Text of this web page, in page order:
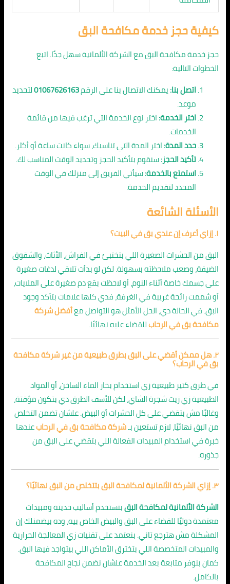
كيفية حجز خدمة مكافحة البق
حجز خدمة مكافحة البق مع الشركة الألمانية سهل جدًا. اتبع
الخطوات التالية:
اتصل بنا:يمكنك الاتصال بنا على الرقم01067626163لتحديد
موعد.
اختر الخدمة:اختر نوع الخدمة التي ترغب فيها من قائمة
الخدمات.
حدد المدة:اختر المدة التي تناسبك، سواء كانت ساعة أو أكثر.
تأكيد الحجز:سنقوم بتأكيد الحجز وتحديد الوقت المناسب لك.
استمتع بالخدمة:سيأتي الفريق إلى منزلك في الوقت
المحدد لتقديم الخدمة.
الأسئلة الشائعة
١. إزاي أعرف إن عندي بق في البيت؟
البق من الحشرات الصغيرة اللي بتختبئ في الفراش، الأثاث، والشقوق
الضيقة، وصعب ملاحظته بسهولة. لكن لو بدأت تلاقي لدغات صغيرة
على جسمك خاصة أثناء النوم، أو لاحظت بقع دم صغيرة على الملايات،
أو شممت رائحة غريبة في الغرفة، فدي كلها علامات بتأكد وجود
البق. في الحالة دي، الحل الأمثل هو التواصل معأفضل شركة
مكافحة بق في الرحابللقضاء عليه نهائيًا.
٢. هل ممكن أقضي على البق بطرق طبيعية من غير شركة مكافحة
بق في الرحاب؟
في طرق كتير طبيعية زي استخدام بخار الماء الساخن، أو المواد
الطبيعية زي زيت شجرة الشاي، لكن للأسف الطرق دي بتكون مؤقتة،
وغالبًا مش بتقضي على كل الحشرات أو البيض. علشان تضمن التخلص
من البق نهائيًا، لازم تستعين بـشركة مكافحة بق في الرحابعندها
خبرة في استخدام المبيدات الفعالة اللي بتقضي على البق من
جذوره.
٣. إزاي الشركة الألمانية لمكافحة البق بتتخلص من البق نهائيًا؟
الشركة الألمانية لمكافحة البقبتستخدم أساليب حديثة ومبيدات
معتمدة دوليًا للقضاء على البق والبيض الخاص بيه، وده بيضمنلك إن
المشكلة مش هترجع تاني. بنعتمد على تقنيات زي المعالجة الحرارية
والمبيدات المتخصصة اللي بتخترق الأماكن اللي بيتواجد فيها البق.
كمان بنوفر متابعة بعد الخدمة علشان نضمن نجاح المكافحة
بالكامل.